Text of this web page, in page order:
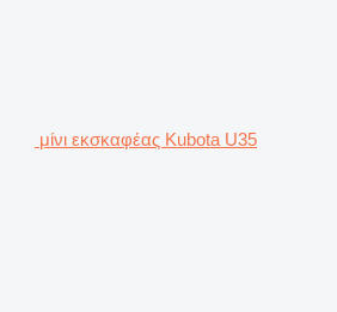
μίνι εκσκαφέας Kubota U35